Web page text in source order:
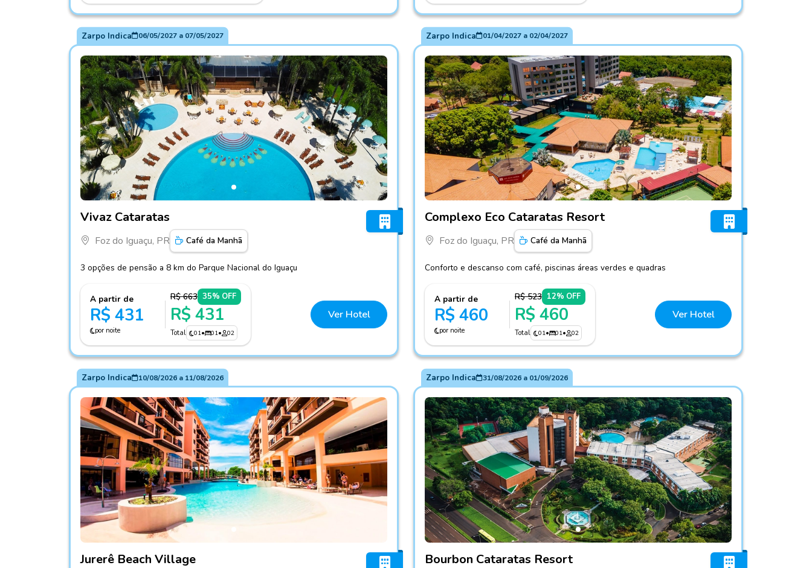
Zarpo Indica 06/05/2027a 07/05/2027
Vivaz Cataratas
Foz do Iguaçu, PR Café da Manhã
3 opções de pensão a 8 km do Parque Nacional do Iguaçu
A partir de
R$ 431
por noite
R$ 663 35% OFF
R$ 431
Total 01• 01• 02
Ver Hotel
Zarpo Indica 01/04/2027a 02/04/2027
Complexo Eco Cataratas Resort
Foz do Iguaçu, PR Café da Manhã
Conforto e descanso com café, piscinas áreas verdes e quadras
A partir de
R$ 460
por noite
R$ 523 12% OFF
R$ 460
Total 01• 01• 02
Ver Hotel
Zarpo Indica 10/08/2026a 11/08/2026
Jurerê Beach Village
Zarpo Indica 31/08/2026a 01/09/2026
Bourbon Cataratas Resort